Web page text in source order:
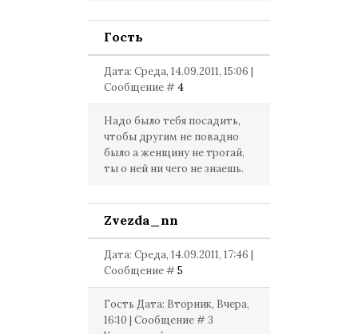
Гость
Дата: Среда, 14.09.2011, 15:06 |
Сообщение #4
Надо было тебя посадить,
чтобы другим не повадно
было а женщину не трогай,
ты о ней ни чего не знаешь.
Zvezda_nn
Дата: Среда, 14.09.2011, 17:46 |
Сообщение #5
Гость Дата: Вторник, Вчера,
16:10 | Сообщение # 3